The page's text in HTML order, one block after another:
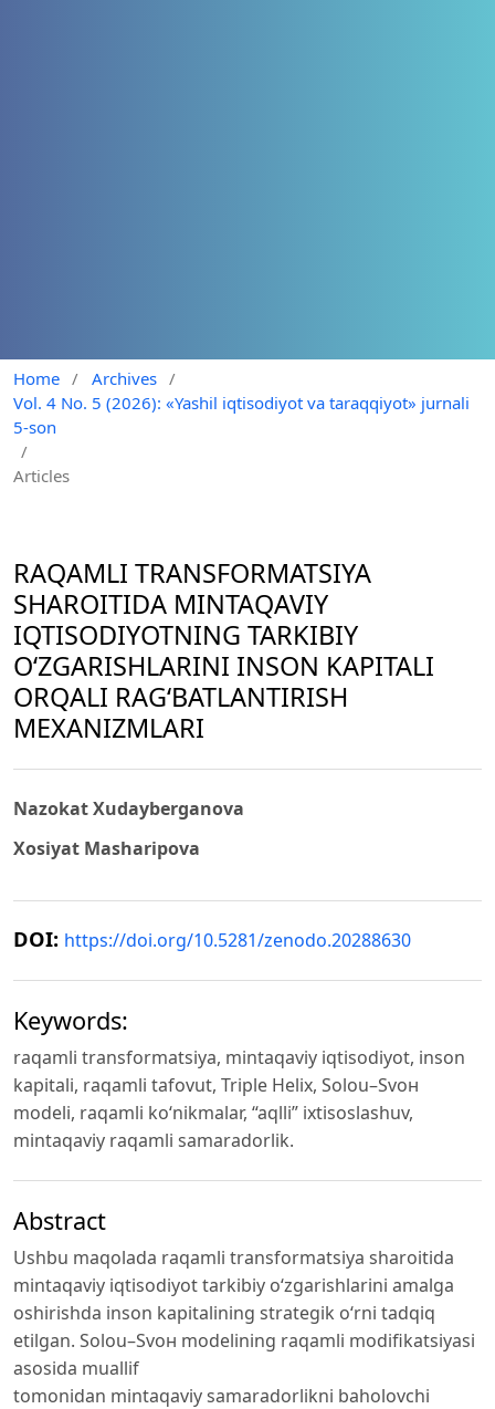
Home / Archives /
Vol. 4 No. 5 (2026): «Yashil iqtisodiyot va taraqqiyot» jurnali
5-son
/
Articles
RAQAMLI TRANSFORMATSIYA
SHAROITIDA MINTAQAVIY
IQTISODIYOTNING TARKIBIY
O‘ZGARISHLARINI INSON KAPITALI
ORQALI RAG‘BATLANTIRISH
MEXANIZMLARI
Nazokat Xudayberganova
Xosiyat Masharipova
DOI: https://doi.org/10.5281/zenodo.20288630
Keywords:
raqamli transformatsiya, mintaqaviy iqtisodiyot, inson
kapitali, raqamli tafovut, Triple Helix, Solou–Svон
modeli, raqamli ko‘nikmalar, “aqlli” ixtisoslashuv,
mintaqaviy raqamli samaradorlik.
Abstract
Ushbu maqolada raqamli transformatsiya sharoitida
mintaqaviy iqtisodiyot tarkibiy oʻzgarishlarini amalga
oshirishda inson kapitalining strategik oʻrni tadqiq
etilgan. Solou–Svон modelining raqamli modifikatsiyasi
asosida muallif
tomonidan mintaqaviy samaradorlikni baholovchi